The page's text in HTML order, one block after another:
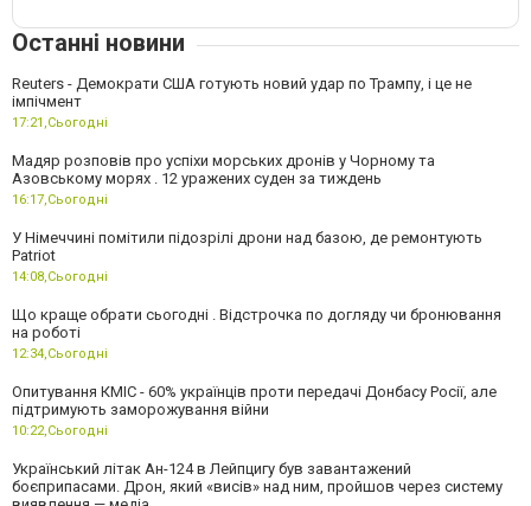
Останні новини
Reuters - Демократи США готують новий удар по Трампу, і це не
імпічмент
17:21,Сьогодні
Мадяр розповів про успіхи морських дронів у Чорному та
Азовському морях . 12 уражених суден за тиждень
16:17,Сьогодні
У Німеччині помітили підозрілі дрони над базою, де ремонтують
Patriot
14:08,Сьогодні
Що краще обрати сьогодні . Відстрочка по догляду чи бронювання
на роботі
12:34,Сьогодні
Опитування КМІС - 60% українців проти передачі Донбасу Росії, але
підтримують заморожування війни
10:22,Сьогодні
Український літак Ан-124 в Лейпцигу був завантажений
боєприпасами. Дрон, який «висів» над ним, пройшов через систему